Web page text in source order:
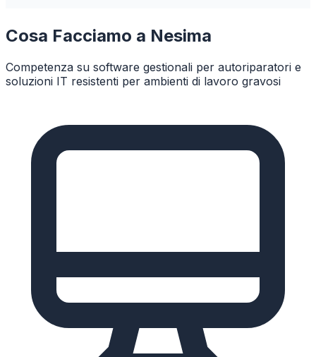
Cosa Facciamo a Nesima
Competenza su software gestionali per autoriparatori e
soluzioni IT resistenti per ambienti di lavoro gravosi